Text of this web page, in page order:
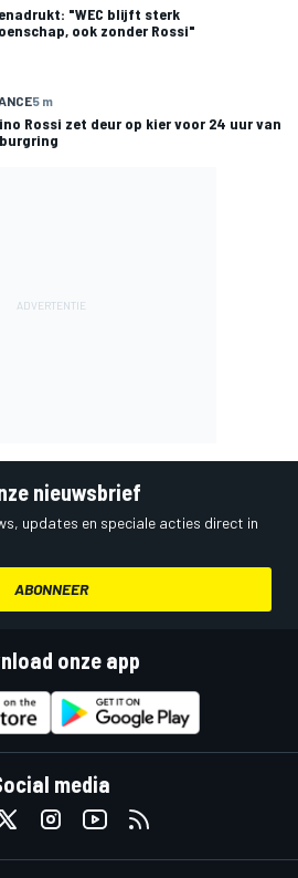
"WEC blijft sterk
ook zonder Rossi"
5 m
Rossi zet deur op kier voor 24 uur van
nieuwsbrief
updates en speciale acties direct in
ABONNEER
onze app
media